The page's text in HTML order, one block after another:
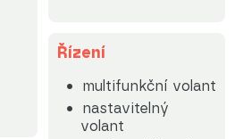
Řízení
multifunkční volant
nastavitelný
volant